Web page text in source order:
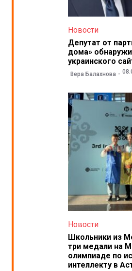
Новости
Депутат от
дома»
украинского
Вера Балахнова
Новости
Школьники из
три медали на
олимпиаде по
интеллекту в